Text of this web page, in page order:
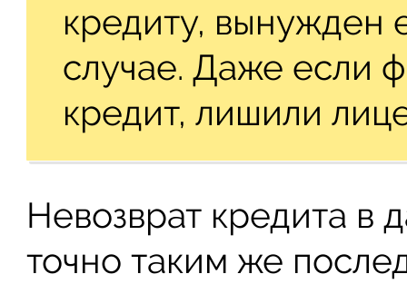
кредиту, вынужден
случае. Даже если
кредит, лишили
Невозврат кредита в
точно таким же